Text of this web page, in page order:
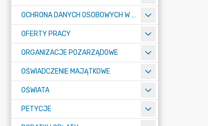
OCHRONA DANYCH OSOBOWYCH W URZĘDZIE MIASTA ŻORY - RODO
OFERTY PRACY
ORGANIZACJE POZARZĄDOWE
OŚWIADCZENIE MAJĄTKOWE
OŚWIATA
PETYCJE